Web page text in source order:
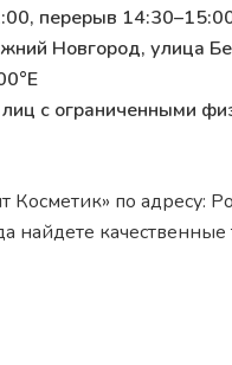
перерыв
Новгород, улица
с ограниченными
Косметик» по адресу:
найдете